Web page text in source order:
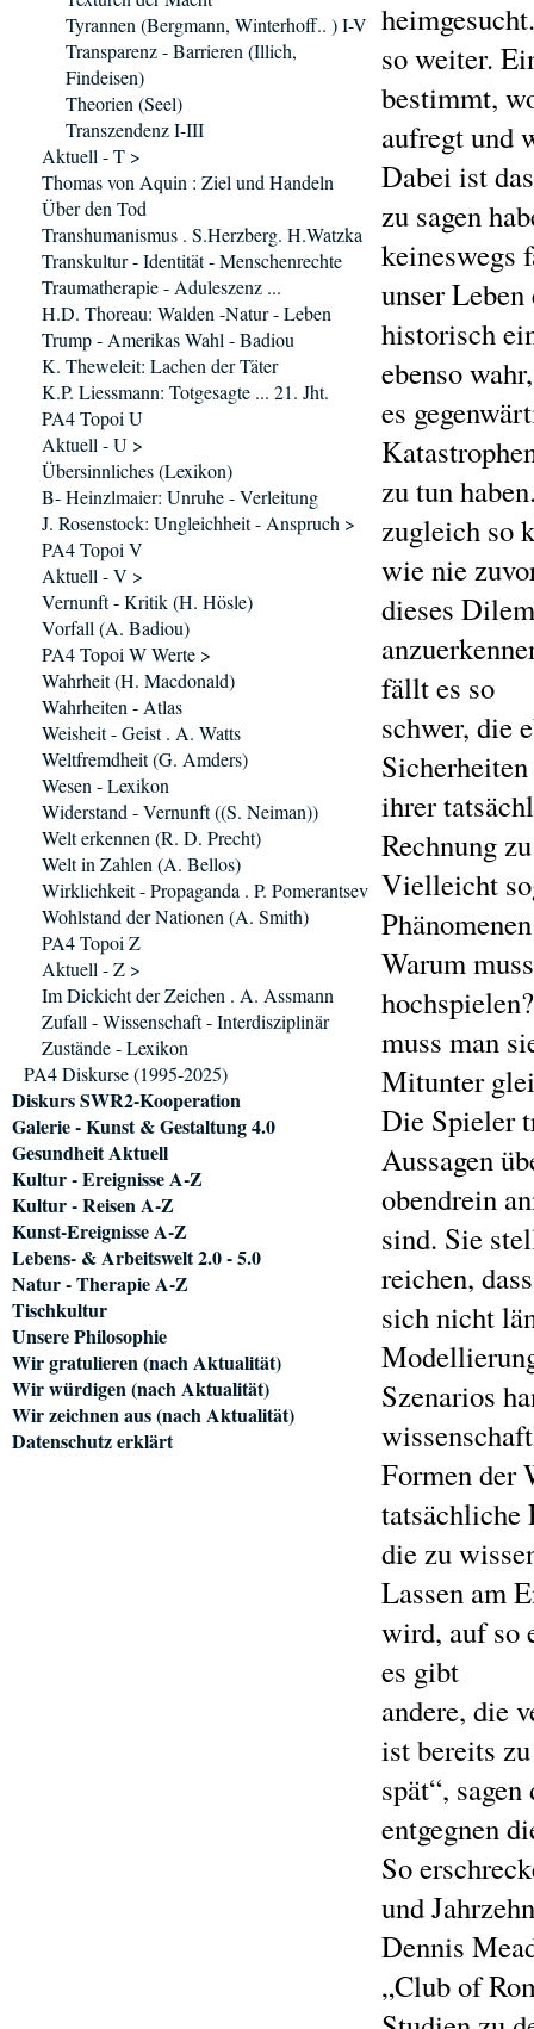
so weiter.
bestimmt,
aufregt und
Dabei ist
zu sagen
keineswegs
unser Leben
historisch
ebenso
es
zu tun
zugleich so
wie nie
dieses
fällt es so
schwer, die
ihrer
Rechnung
Vielleicht
Warum
muss man
Mitunter
Die Spieler
Aussagen
obendrein
sind. Sie
reichen,
sich nicht
Szenarios
Formen der
tatsächliche
die zu
Lassen am
wird, auf so
es gibt
andere, die
ist bereits zu
spät“,
entgegnen
So
und
Dennis
„Club of
Tyrannen (Bergmann, Winterhoff.. ) I-V
Transparenz - Barrieren (Illich,
Findeisen)
Theorien (Seel)
Transzendenz I-III
Aktuell - T >
Thomas von Aquin : Ziel und Handeln
Über den Tod
Transhumanismus . S.Herzberg. H.Watzka
Transkultur - Identität - Menschenrechte
Traumatherapie - Aduleszenz ...
H.D. Thoreau: Walden -Natur - Leben
Trump - Amerikas Wahl - Badiou
K. Theweleit: Lachen der Täter
K.P. Liessmann: Totgesagte ... 21. Jht.
PA4 Topoi U
Aktuell - U >
Übersinnliches (Lexikon)
B- Heinzlmaier: Unruhe - Verleitung
J. Rosenstock: Ungleichheit - Anspruch >
PA4 Topoi V
Aktuell - V >
Vernunft - Kritik (H. Hösle)
Vorfall (A. Badiou)
PA4 Topoi W Werte >
Wahrheit (H. Macdonald)
Wahrheiten - Atlas
Weisheit - Geist . A. Watts
Weltfremdheit (G. Amders)
Wesen - Lexikon
Widerstand - Vernunft ((S. Neiman))
Welt erkennen (R. D. Precht)
Welt in Zahlen (A. Bellos)
Wirklichkeit - Propaganda . P. Pomerantsev
Wohlstand der Nationen (A. Smith)
PA4 Topoi Z
Aktuell - Z >
Im Dickicht der Zeichen . A. Assmann
Zufall - Wissenschaft - Interdisziplinär
Zustände - Lexikon
PA4 Diskurse (1995-2025)
Diskurs SWR2-Kooperation
Galerie - Kunst & Gestaltung 4.0
Gesundheit Aktuell
Kultur - Ereignisse A-Z
Kultur - Reisen A-Z
Kunst-Ereignisse A-Z
Lebens- & Arbeitswelt 2.0 - 5.0
Natur - Therapie A-Z
Tischkultur
Unsere Philosophie
Wir gratulieren (nach Aktualität)
Wir würdigen (nach Aktualität)
Wir zeichnen aus (nach Aktualität)
Datenschutz erklärt